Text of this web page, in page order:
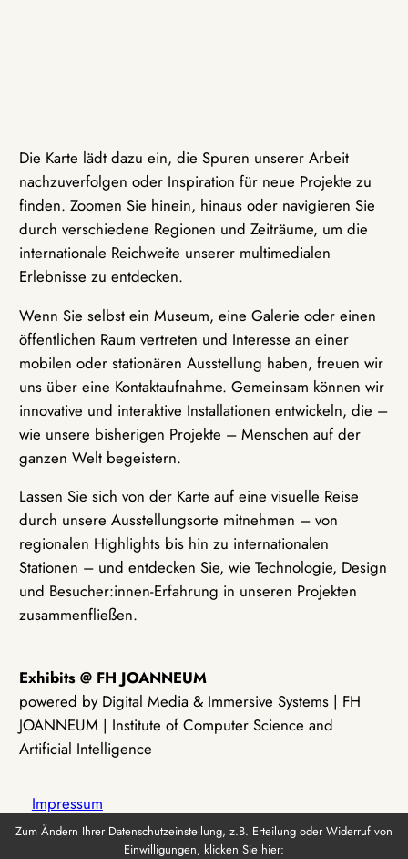
Die Karte lädt dazu ein, die Spuren unserer Arbeit
nachzuverfolgen oder Inspiration für neue Projekte zu
finden. Zoomen Sie hinein, hinaus oder navigieren Sie
durch verschiedene Regionen und Zeiträume, um die
internationale Reichweite unserer multimedialen
Erlebnisse zu entdecken.
Wenn Sie selbst ein Museum, eine Galerie oder einen
öffentlichen Raum vertreten und Interesse an einer
mobilen oder stationären Ausstellung haben, freuen wir
uns über eine Kontaktaufnahme. Gemeinsam können wir
innovative und interaktive Installationen entwickeln, die –
wie unsere bisherigen Projekte – Menschen auf der
ganzen Welt begeistern.
Lassen Sie sich von der Karte auf eine visuelle Reise
durch unsere Ausstellungsorte mitnehmen – von
regionalen Highlights bis hin zu internationalen
Stationen – und entdecken Sie, wie Technologie, Design
und Besucher:innen-Erfahrung in unseren Projekten
zusammenfließen.
Exhibits @ FH JOANNEUM
powered by Digital Media & Immersive Systems | FH
JOANNEUM | Institute of Computer Science and
Artificial Intelligence
Impressum
Zum Ändern Ihrer Datenschutzeinstellung, z.B. Erteilung oder Widerruf von
Einwilligungen, klicken Sie hier: